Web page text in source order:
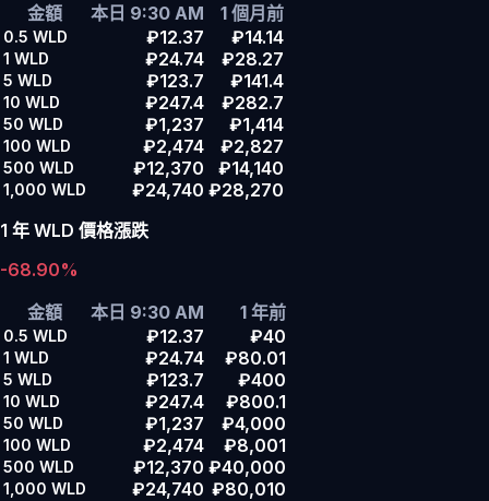
金額
本日 9:30 AM 1 個月前
0.5 WLD ₽12.37 ₽14.14
1 WLD ₽24.74 ₽28.27
5 WLD ₽123.7 ₽141.4
10 WLD ₽247.4 ₽282.7
50 WLD ₽1,237 ₽1,414
100 WLD ₽2,474 ₽2,827
500 WLD ₽12,370 ₽14,140
1,000 WLD ₽24,740 ₽28,270
1 年 WLD 價格漲跌
-68.90%
金額
本日 9:30 AM 1 年前
0.5 WLD ₽12.37 ₽40
1 WLD ₽24.74 ₽80.01
5 WLD ₽123.7 ₽400
10 WLD ₽247.4 ₽800.1
50 WLD ₽1,237 ₽4,000
100 WLD ₽2,474 ₽8,001
500 WLD ₽12,370 ₽40,000
1,000 WLD ₽24,740 ₽80,010